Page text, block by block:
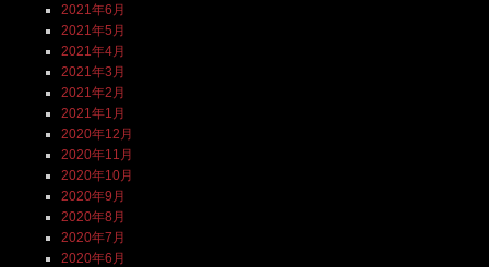
2021年6月
2021年5月
2021年4月
2021年3月
2021年2月
2021年1月
2020年12月
2020年11月
2020年10月
2020年9月
2020年8月
2020年7月
2020年6月